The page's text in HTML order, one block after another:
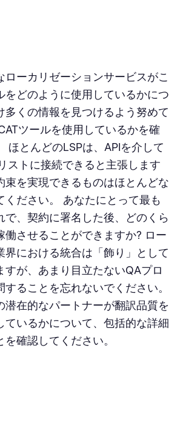
ローカリゼーションサービスがこ
をどのように使用しているかにつ
多くの情報を見つけるよう努めて
ツールを使用しているかを確
ほとんどのLSPは、APIを介して
ストに接続できると主張します
束を実現できるものはほとんどな
ください。 あなたにとって最も
で、契約に署名した後、どのくら
働させることができますか? ロー
界における統合は「飾り」として
すが、あまり目立たないQAプロ
ることを忘れないでください。
潜在的なパートナーが翻訳品質を
ているかについて、包括的な詳細
確認してください。